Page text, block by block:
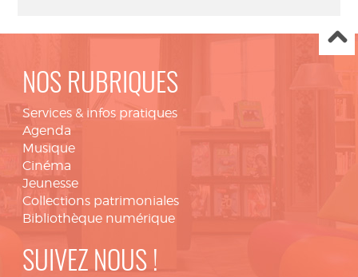
NOS RUBRIQUES
Services & infos pratiques
Agenda
Musique
Cinéma
Jeunesse
Collections patrimoniales
Bibliothèque numérique
SUIVEZ NOUS !